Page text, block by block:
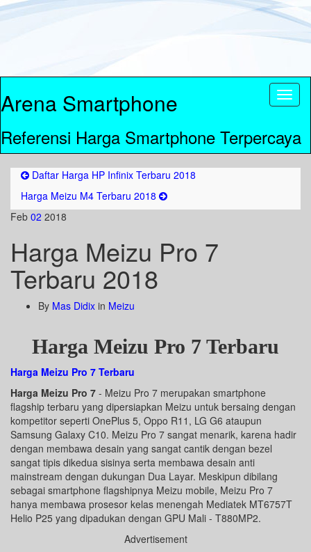
Arena Smartphone
Referensi Harga Smartphone Terpercaya
Daftar Harga HP Infinix Terbaru 2018
Harga Meizu M4 Terbaru 2018
Feb 02 2018
Harga Meizu Pro 7
Terbaru 2018
By Mas Didix in Meizu
Harga Meizu Pro 7 Terbaru
Harga Meizu Pro 7 Terbaru
Harga Meizu Pro 7 - Meizu Pro 7 merupakan smartphone
flagship terbaru yang dipersiapkan Meizu untuk bersaing dengan
kompetitor seperti OnePlus 5, Oppo R11, LG G6 ataupun
Samsung Galaxy C10. Meizu Pro 7 sangat menarik, karena hadir
dengan membawa desain yang sangat cantik dengan bezel
sangat tipis dikedua sisinya serta membawa desain anti
mainstream dengan dukungan Dua Layar. Meskipun dibilang
sebagai smartphone flagshipnya Meizu mobile, Meizu Pro 7
hanya membawa prosesor kelas menengah Mediatek MT6757T
Helio P25 yang dipadukan dengan GPU Mali - T880MP2.
Advertisement